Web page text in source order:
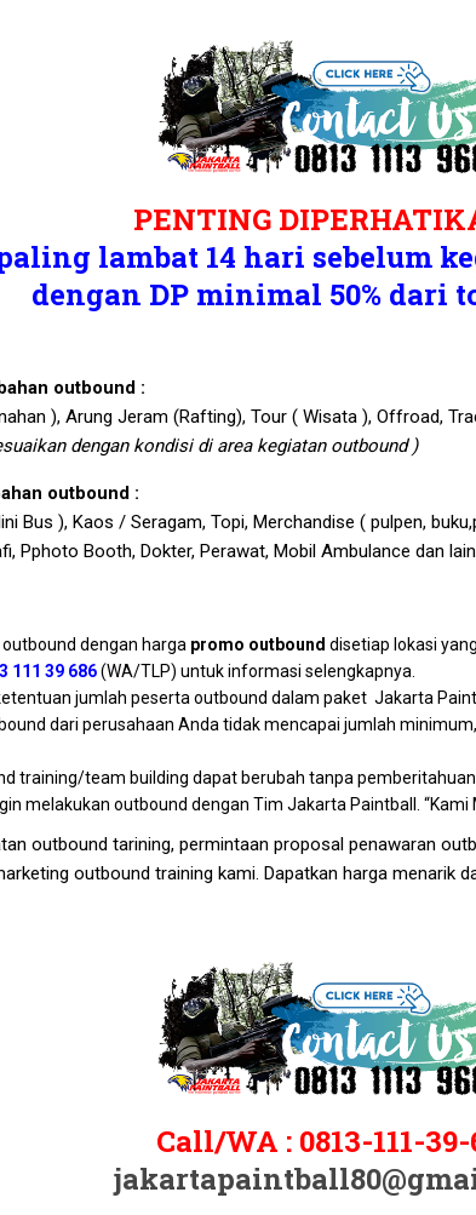
PENTING
lambat 14 hari sebelum
dengan DP minimal 50% dari
outbound :
), Arung Jeram (Rafting), Tour ( Wisata ), Offroad,
dengan kondisi di area kegiatan outbound )
outbound :
Bus ), Kaos / Seragam, Topi, Merchandise ( pulpen,
Pphoto Booth, Dokter, Perawat, Mobil Ambulance dan
dengan harga promo outbound disetiap lokasi
111 39 686(WA/TLP) untuk informasi selengkapnya.
jumlah peserta outbound dalam paket Jakarta
dari perusahaan Anda tidak mencapai jumlah
training/team building dapat berubah tanpa
melakukan outbound dengan Tim Jakarta Paintball. “Kami
outbound tarining, permintaan proposal penawaran
outbound training kami. Dapatkan harga menarik
Call/WA : 0813-111-